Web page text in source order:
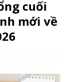
cuối
mới về